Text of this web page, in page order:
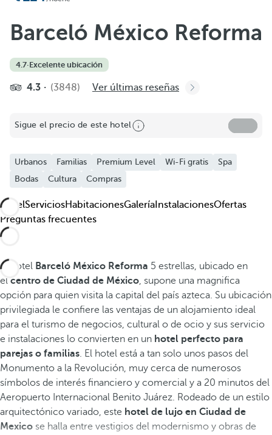
Barceló México Reforma
4.7·Excelente ubicación
4.3 (3848) Ver últimas reseñas
Sigue el precio de este hotel
Urbanos Familias Premium Level Wi-Fi gratis
Spa
Bodas
Cultura Compras
HotelServiciosHabitacionesGalería InstalacionesOfertas
Preguntas frecuentes
El hotel Barceló México Reforma 5 estrellas, ubicado en
el centro de Ciudad de México, supone una magnifica
opción para quien visita la capital del país azteca. Su ubicación
privilegiada le confiere las ventajas de un alojamiento ideal
para el turismo de negocios, cultural o de ocio y sus servicio
e instalaciones lo convierten en un hotel perfecto para
parejas o familias. El hotel está a tan solo unos pasos del
Monumento a la Revolución, muy cerca de numerosos
símbolos de interés financiero y comercial y a 20 minutos del
Aeropuerto Internacional Benito Juárez. Rodeado de un estilo
arquitectónico variado, este hotel de lujo en Ciudad de
Mexico se halla entre vestigios del modernismo y obras de